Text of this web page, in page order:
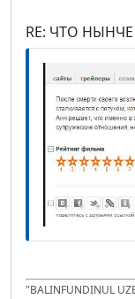
RE: ЧТО
"BALINFUNDINUL